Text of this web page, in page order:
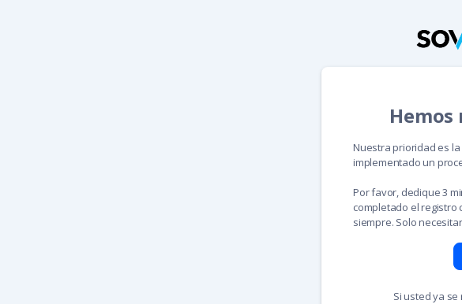
Hemos
Nuestra prioridad es
implementado un
Por favor, dedique 3
completado el registro
siempre. Solo
Si usted ya